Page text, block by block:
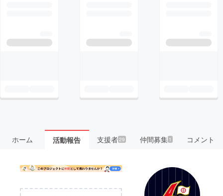
ホーム 活動報告 支援者29 仲間募集 1 コメント